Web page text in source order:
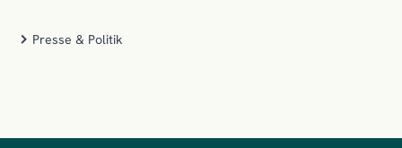
Presse & Politik